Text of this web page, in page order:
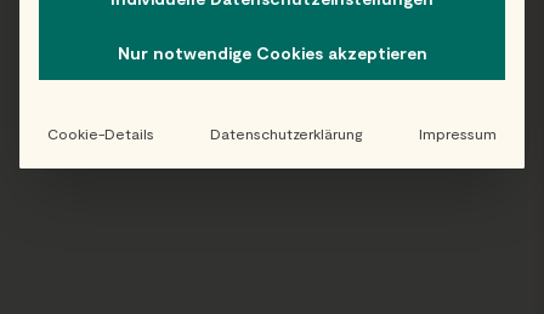
Folge uns auf Instagram!
Nur notwendige Cookies akzeptieren
Cookie-Details Datenschutzerklärung Impressum